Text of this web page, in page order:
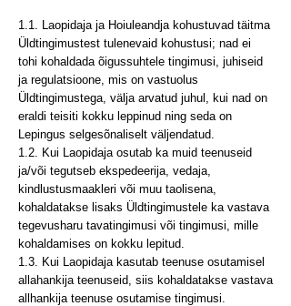
1.1. Laopidaja ja Hoiuleandja kohustuvad täitma
Üldtingimustest tulenevaid kohustusi; nad ei
tohi kohaldada õigussuhtele tingimusi, juhiseid
ja regulatsioone, mis on vastuolus
Üldtingimustega, välja arvatud juhul, kui nad on
eraldi teisiti kokku leppinud ning seda on
Lepingus selgesõnaliselt väljendatud.
1.2. Kui Laopidaja osutab ka muid teenuseid
ja/või tegutseb ekspedeerija, vedaja,
kindlustusmaakleri või muu taolisena,
kohaldatakse lisaks Üldtingimustele ka vastava
tegevusharu tavatingimusi või tingimusi, mille
kohaldamises on kokku lepitud.
1.3. Kui Laopidaja kasutab teenuse osutamisel
allahankija teenuseid, siis kohaldatakse vastava
allhankija teenuse osutamise tingimusi.